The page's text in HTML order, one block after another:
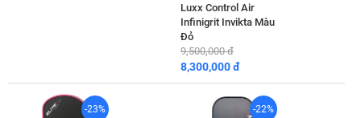
Luxx Control Air
Infinigrit Invikta Màu
Đỏ
9,500,000 đ
8,300,000 đ
-23% -22%